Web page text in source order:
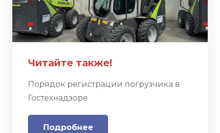
Читайте также!
Порядок регистрации погрузчика в
Гостехнадзоре
Подробнее